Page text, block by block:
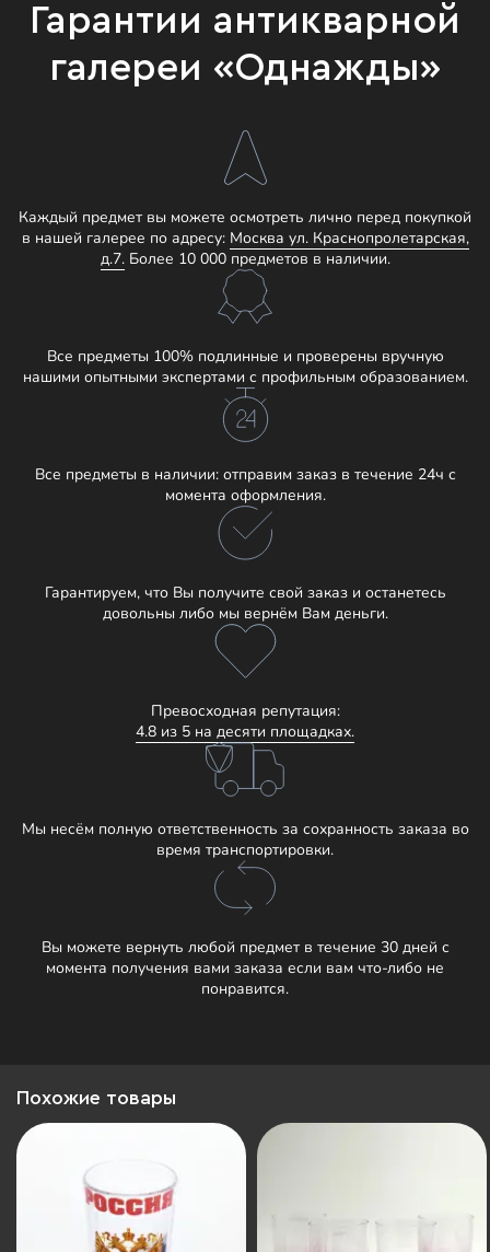
Гарантии антикварной
галереи «Однажды»
Каждый предмет вы можете осмотреть лично перед покупкой
в нашей галерее по адресу: Москва ул. Краснопролетарская,
д.7.Более 10 000 предметов в наличии.
Все предметы 100% подлинные и проверены вручную
нашими опытными экспертами с профильным образованием.
Все предметы в наличии: отправим заказ в течение 24ч с
момента оформления.
Гарантируем, что Вы получите свой заказ и останетесь
довольны либо мы вернём Вам деньги.
Превосходная репутация:
4.8 из 5 на десяти площадках.
Мы несём полную ответственность за сохранность заказа во
время транспортировки.
Вы можете вернуть любой предмет в течение 30 дней с
момента получения вами заказа если вам что-либо не
понравится.
Похожие товары